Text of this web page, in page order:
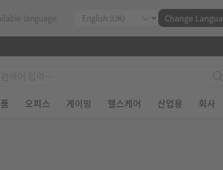
language: Change
오피스 게이밍 헬스케어 산업용 회사